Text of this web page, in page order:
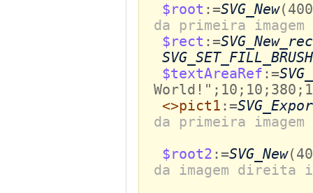
$root :=SVG_New
da primeira imagem
$rect :=
SVG_SET_FILL_BRUSH
$textAreaRef :=
<>pict1 :=
da primeira imagem
$root2 :=SVG_New
da imagem direita